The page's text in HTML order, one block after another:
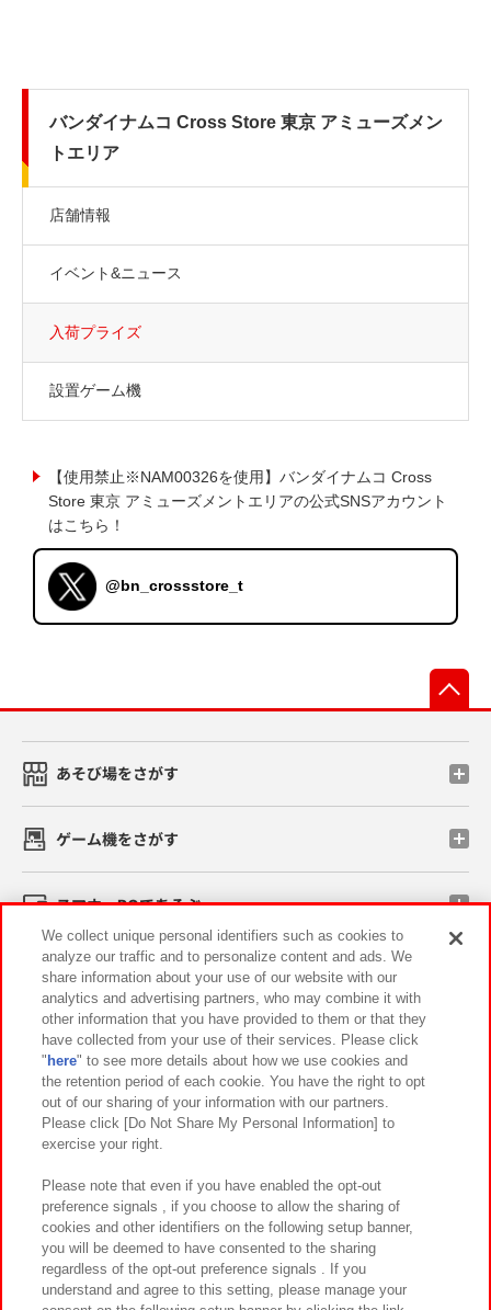
バンダイナムコ Cross Store 東京 アミューズメン
トエリア
店舗情報
イベント&ニュース
入荷プライズ
設置ゲーム機
【使用禁止※NAM00326を使用】バンダイナムコ Cross
Store 東京 アミューズメントエリアの公式SNSアカウント
はこちら！
@bn_crossstore_t
あそび場をさがす
ゲーム機をさがす
スマホ・PCであそぶ
イベント・キャンペーン
関連会社 サステナビリティ サイトポリシー
プライバシーポリシー ウェブアクセシビリティ方針と検証結果
お取引先さまとともに
カスタマーハラスメント対応方針 よくあるご質問・お問い合わせ
We collect unique personal identifiers such as cookies to
analyze our traffic and to personalize content and ads. We
share information about your use of our website with our
analytics and advertising partners, who may combine it with
other information that you have provided to them or that they
have collected from your use of their services. Please click
" here" to see more details about how we use cookies and
the retention period of each cookie. You have the right to opt
out of our sharing of your information with our partners.
Please click [Do Not Share My Personal Information] to
exercise your right.
Please note that even if you have enabled the opt-out
preference signals , if you choose to allow the sharing of
cookies and other identifiers on the following setup banner,
you will be deemed to have consented to the sharing
regardless of the opt-out preference signals . If you
understand and agree to this setting, please manage your